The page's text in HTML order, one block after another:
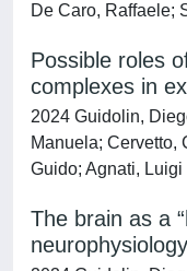
De Caro, Raffaele;
Possible roles
complexes in
2024 Guidolin,
Manuela; Cervetto,
Guido; Agnati, Luigi
The brain as a